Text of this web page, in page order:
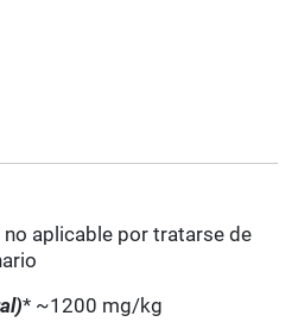
no aplicable por tratarse de
* ~1200 mg/kg